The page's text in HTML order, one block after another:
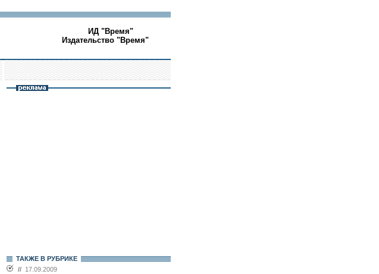
ИД "Время"
Издательство "Время"
ТАКЖЕ В РУБРИКЕ
// 17.09.2009